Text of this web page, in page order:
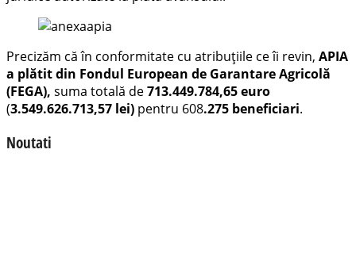
Precizăm că în conformitate cu atribuțiile ce îi revin, APIA
a plătit din Fondul European de Garantare Agricolă
(FEGA), suma totală de713.449.784,65 euro
(3.549.626.713,57 lei) pentru 608.275 beneficiari.
Noutati